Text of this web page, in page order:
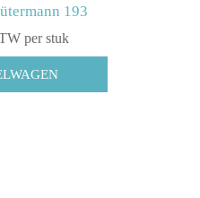
193
per stuk